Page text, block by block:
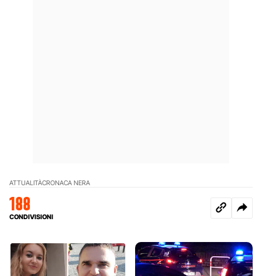
ATTUALITÀCRONACA NERA
188
CONDIVISIONI